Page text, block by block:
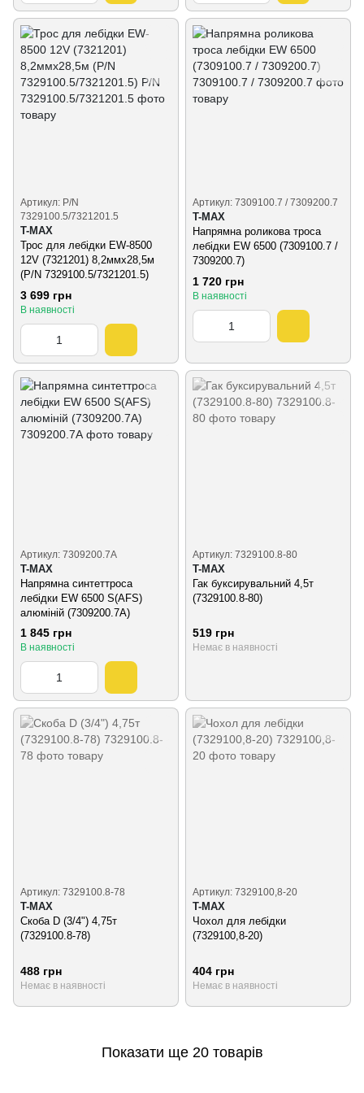
Артикул: P/N
7329100.5/7321201.5
T-MAX
Трос для лебідки EW-8500
12V (7321201) 8,2ммх28,5м
(P/N 7329100.5/7321201.5)
3 699 грн
В наявності
Артикул: 7309100.7 / 7309200.7
T-MAX
Напрямна роликова троса
лебідки EW 6500 (7309100.7 /
7309200.7)
1 720 грн
В наявності
Артикул: 7309200.7А
T-MAX
Напрямна синтеттроса
лебідки EW 6500 S(AFS)
алюміній (7309200.7А)
1 845 грн
В наявності
Артикул: 7329100.8-80
T-MAX
Гак буксирувальний 4,5т
(7329100.8-80)
519 грн
Немає в наявності
Артикул: 7329100.8-78
T-MAX
Скоба D (3/4") 4,75т
(7329100.8-78)
488 грн
Немає в наявності
Артикул: 7329100,8-20
T-MAX
Чохол для лебідки
(7329100,8-20)
404 грн
Немає в наявності
Показати ще 20 товарів